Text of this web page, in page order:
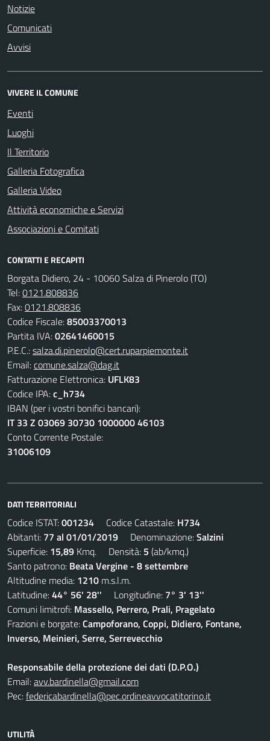
Notizie
Comunicati
Avvisi
VIVERE IL COMUNE
Eventi
Luoghi
Il Territorio
Galleria Fotografica
Galleria Video
Attività economiche e Servizi
Associazioni e Comitati
CONTATTI E RECAPITI
Borgata Didiero, 24 - 10060 Salza di Pinerolo (TO)
Tel:0121.808836
Fax:0121.808836
Codice Fiscale:85003370013
Partita IVA:02641460015
P.E.C.:salza.di.pinerolo@cert.ruparpiemonte.it
Email:comune.salza@dag.it
Fatturazione Elettronica: UFLK83
Codice IPA:c_h734
IBAN (per i vostri bonifici bancari):
IT 33 Z 03069 30730 1000000 46103
Conto Corrente Postale:
31006109
DATI TERRITORIALI
Codice ISTAT:001234 Codice Catastale: H734
Abitanti: 77 al 01/01/2019 Denominazione:Salzini
Superficie: 15,89 Kmq. Densità: 5 (ab/kmq.)
Santo patrono: Beata Vergine - 8 settembre
Altitudine media: 1210 m.s.l.m.
Latitudine:44° 56' 28'' Longitudine: 7° 3' 13''
Comuni limitrofi: Massello, Perrero, Prali, Pragelato
Frazioni e borgate:Campoforano, Coppi, Didiero, Fontane,
Inverso, Meinieri, Serre, Serrevecchio
Responsabile della protezione dei dati (D.P.O.)
Email:avv.bardinella@gmail.com
Pec:federicabardinella@pec.ordineavvocatitorino.it
UTILITÀ